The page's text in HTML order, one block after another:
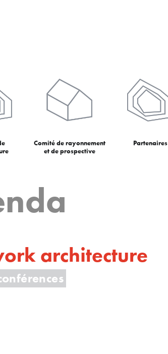
Comité de rayonnement
et de prospective
Partenaires
architecture